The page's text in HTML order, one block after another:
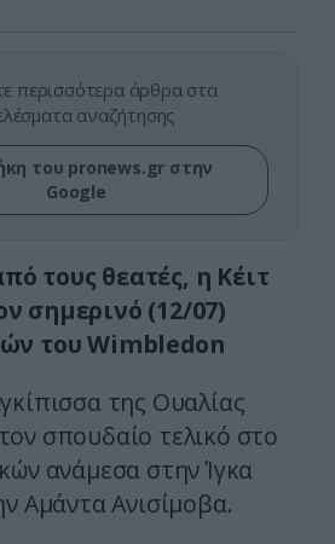
περισσότερα άρθρα στα
αναζήτησης
του pronews.gr στην
Google
τους θεατές, η Κέιτ
σημερινό (12/07)
του Wimbledon
της Ουαλίας
σπουδαίο τελικό στο
ανάμεσα στην Ίγκα
Αμάντα Ανισίμοβα.